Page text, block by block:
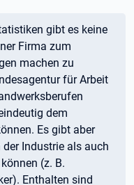
gibt es keine
Firma zum
machen zu
für Arbeit
dem
Es gibt aber
Industrie als auch
(z. B.
Enthalten sind